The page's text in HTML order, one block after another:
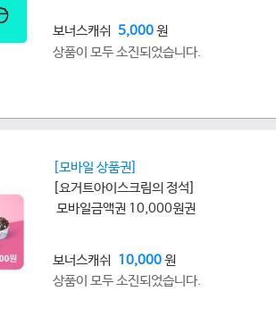
보너스캐쉬 5,000원
상품이 모두 소진되었습니다.
[모바일 상품권]
[요거트아이스크림의 정석]
모바일금액권 10,000원권
보너스캐쉬 10,000원
상품이 모두 소진되었습니다.